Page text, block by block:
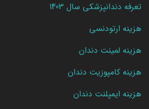
تعرفه دندانپزشکی سال 1403
هزینه ارتودنسی
هزینه لمینت دندان
هزینه کامپوزیت دندان
هزینه ایمپلنت دندان